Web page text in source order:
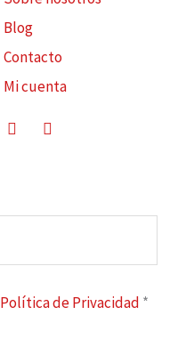
Blog
Contacto
Mi cuenta
FacebookInstagram
Política de Privacidad *